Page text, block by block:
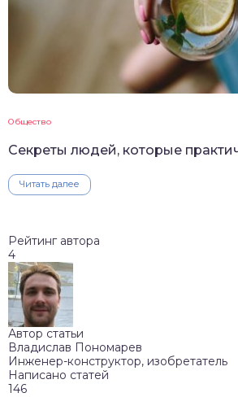
Общество
Секреты людей, которые
Читать далее
Рейтинг автора
4
Автор статьи
Владислав Пономарев
Инженер-конструктор, изобретатель
Написано статей
146